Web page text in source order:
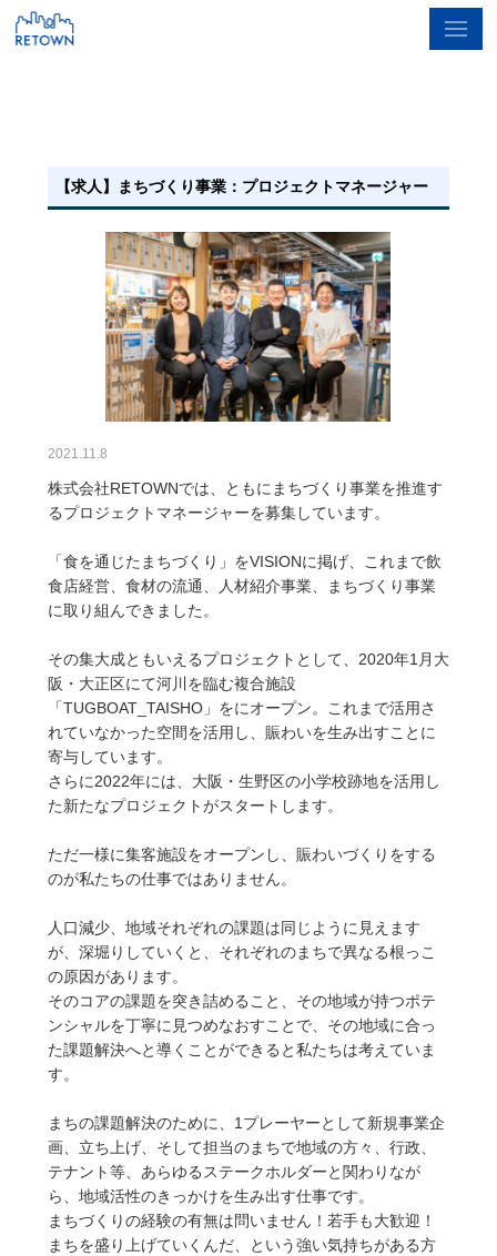
【求人】まちづくり事業：プロジェクトマネージャー
2021.11.8
株式会社RETOWNでは、ともにまちづくり事業を推進す
るプロジェクトマネージャーを募集しています。
「食を通じたまちづくり」をVISIONに掲げ、これまで飲
食店経営、食材の流通、人材紹介事業、まちづくり事業
に取り組んできました。
その集大成ともいえるプロジェクトとして、2020年1月大
阪・大正区にて河川を臨む複合施設
「TUGBOAT_TAISHO」をにオープン。これまで活用さ
れていなかった空間を活用し、賑わいを生み出すことに
寄与しています。
さらに2022年には、大阪・生野区の小学校跡地を活用し
た新たなプロジェクトがスタートします。
ただ一様に集客施設をオープンし、賑わいづくりをする
のが私たちの仕事ではありません。
人口減少、地域それぞれの課題は同じように見えます
が、深堀りしていくと、それぞれのまちで異なる根っこ
の原因があります。
そのコアの課題を突き詰めること、その地域が持つポテ
ンシャルを丁寧に見つめなおすことで、その地域に合っ
た課題解決へと導くことができると私たちは考えていま
す。
まちの課題解決のために、1プレーヤーとして新規事業企
画、立ち上げ、そして担当のまちで地域の方々、行政、
テナント等、あらゆるステークホルダーと関わりなが
ら、地域活性のきっかけを生み出す仕事です。
まちづくりの経験の有無は問いません！若手も大歓迎！
まちを盛り上げていくんだ、という強い気持ちがある方